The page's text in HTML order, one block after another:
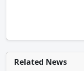
Related News